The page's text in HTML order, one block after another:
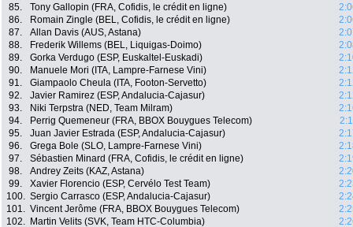
85.
Tony Gallopin (FRA, Cofidis, le crédit en ligne)
86.
Romain Zingle (BEL, Cofidis, le crédit en ligne)
87.
Allan Davis (AUS, Astana)
88.
Frederik Willems (BEL, Liquigas-Doimo)
89.
Gorka Verdugo (ESP, Euskaltel-Euskadi)
90.
Manuele Mori (ITA, Lampre-Farnese Vini)
91.
Giampaolo Cheula (ITA, Footon-Servetto)
92.
Javier Ramirez (ESP, Andalucia-Cajasur)
93.
Niki Terpstra (NED, Team Milram)
94.
Perrig Quemeneur (FRA, BBOX Bouygues Telecom)
95.
Juan Javier Estrada (ESP, Andalucia-Cajasur)
96.
Grega Bole (SLO, Lampre-Farnese Vini)
97.
Sébastien Minard (FRA, Cofidis, le crédit en ligne)
98.
Andrey Zeits (KAZ, Astana)
99.
Xavier Florencio (ESP, Cervélo Test Team)
100. Sergio Carrasco (ESP, Andalucia-Cajasur)
101. Vincent Jerôme (FRA, BBOX Bouygues Telecom)
102.
Martin Velits (SVK, Team HTC-Columbia)